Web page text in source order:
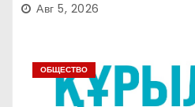
Авг 5, 2026
ОБЩЕСТВО